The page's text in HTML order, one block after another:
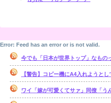
Error: Feed has an error or is not valid.
今でも「日本が世界トップ」なもの
【警告】コピー機にA4入れようとして紙で指を切
ワイ「嫁が可愛くてサァ」同僚「う